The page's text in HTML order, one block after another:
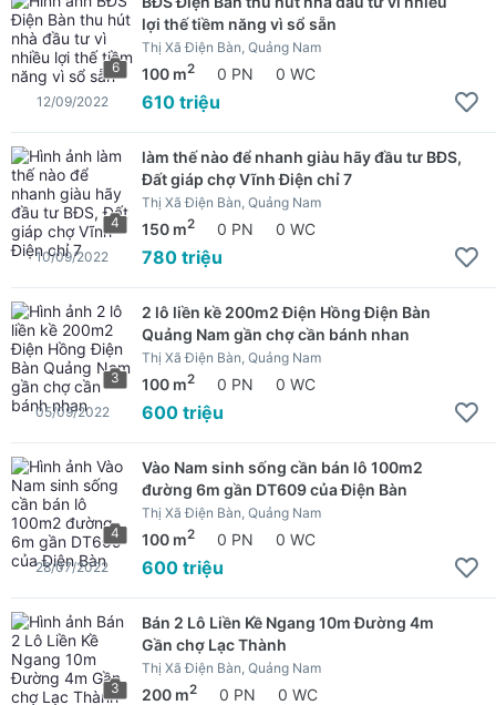
6
lợi thế tiềm năng vì sổ sẵn
Thị Xã Điện Bàn, Quảng Nam
100 m2 0 PN 0 WC
610 triệu
12/09/2022
4
làm thế nào để nhanh giàu hãy đầu tư BĐS,
Đất giáp chợ Vĩnh Điện chỉ 7
Thị Xã Điện Bàn, Quảng Nam
150 m2 0 PN 0 WC
780 triệu
10/09/2022
3
2 lô liền kề 200m2 Điện Hồng Điện Bàn
Quảng Nam gần chợ cần bánh nhan
Thị Xã Điện Bàn, Quảng Nam
100 m2 0 PN 0 WC
600 triệu
05/09/2022
4
Vào Nam sinh sống cần bán lô 100m2
đường 6m gần DT609 của Điện Bàn
Thị Xã Điện Bàn, Quảng Nam
100 m2 0 PN 0 WC
600 triệu
28/07/2022
3
Bán 2 Lô Liền Kề Ngang 10m Đường 4m
Gần chợ Lạc Thành
Thị Xã Điện Bàn, Quảng Nam
200 m2 0 PN 0 WC